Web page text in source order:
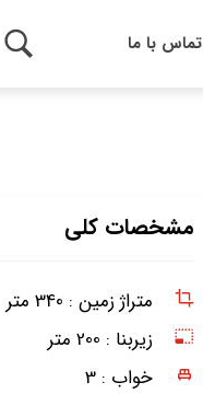
تماس با ما
مشخصات کلی
متراژ زمین : 340 متر
زیربنا : 200 متر
خواب : 3